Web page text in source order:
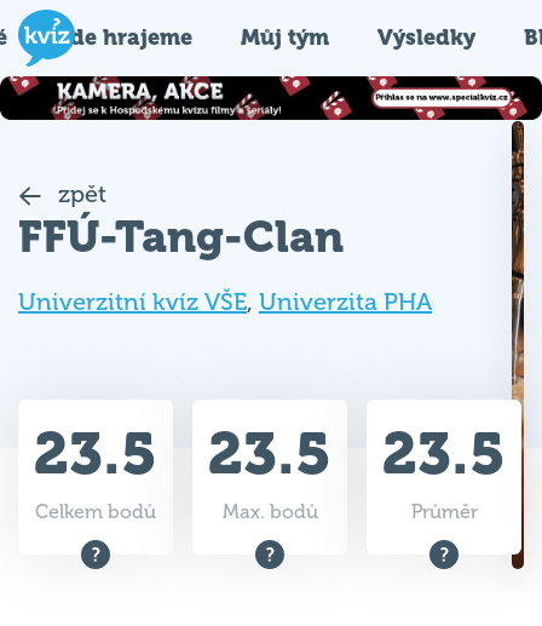
Kde hrajeme Můj tým Výsledky
zpět
FFÚ-Tang-Clan
Univerzitní kvíz VŠE, Univerzita PHA
23.5
Celkem bodů
23.5
Max. bodů
23.5
Průměr